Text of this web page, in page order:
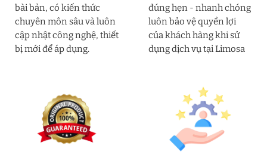
bài bản, có kiến thức
chuyên môn sâu và luôn
cập nhật công nghệ, thiết
bị mới để áp dụng.
đúng hẹn - nhanh chóng
luôn bảo vệ quyền lợi
của khách hàng khi sử
dụng dịch vụ tại Limosa